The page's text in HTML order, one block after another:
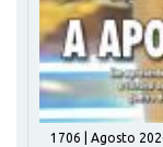
1706 | Agosto